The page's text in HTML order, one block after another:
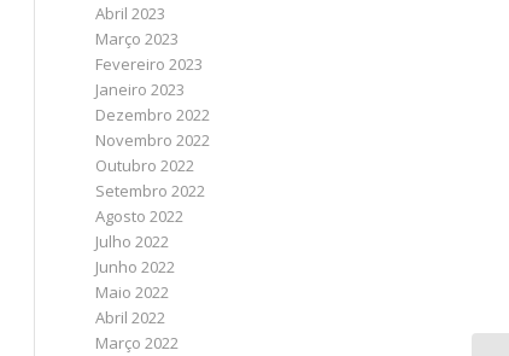
Abril 2023
Março 2023
Fevereiro 2023
Janeiro 2023
Dezembro 2022
Novembro 2022
Outubro 2022
Setembro 2022
Agosto 2022
Julho 2022
Junho 2022
Maio 2022
Abril 2022
Março 2022